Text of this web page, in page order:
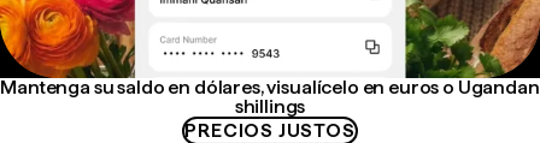
Mantenga su saldo en dólares, visualícelo en euros o Ugandan
shillings
PRECIOS JUSTOS